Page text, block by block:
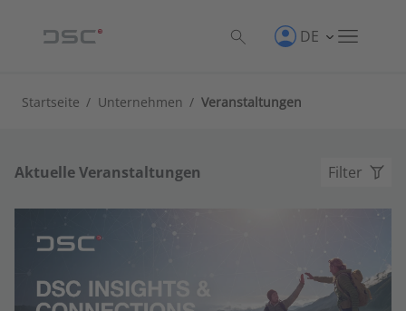
DE
Startseite / Unternehmen / Veranstaltungen
Aktuelle Veranstaltungen Filter